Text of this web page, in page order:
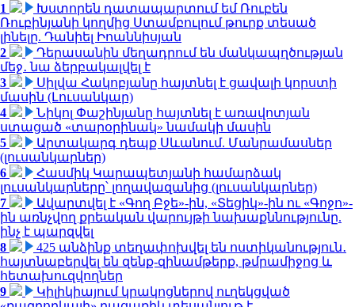
1
Խստորեն դատապարտում եմ Ռուբեն
Ռուբինյանի կողմից Ստամբուլում թուրք տեսած
լինելը. Դանիել Իոաննիսյան
2
Դերասանին մեղադրում են մանկապղծության
մեջ․ նա ձերբակալվել է
3
Սիլվա Հակոբյանը հայտնել է ցավալի կորստի
մասին (Լուսանկար)
4
Նիկոլ Փաշինյանը հայտնել է առավոտյան
ստացած «տարօրինակ» նամակի մասին
5
Արտակարգ դեպք Սևանում. Մանրամասներ
(լուսանկարներ)
6
Հասմիկ Կարապետյանի համարձակ
լուսանկարները՝ լողավազանից (լուսանկարներ)
7
Ավարտվել է «Գող Բջե»-ին, «Տեցիկ»-ին ու «Գոջո»-
ին առնչվող քրեական վարույթի նախաքննությունը.
ինչ է պարզվել
8
425 անձինք տեղափոխվել են ոստիկանություն․
հայտնաբերվել են զենք-զինամթերք, թմրամիջոց և
հետախուզվողներ
9
Կիլիկիայում կրակոցներով ուղեկցված